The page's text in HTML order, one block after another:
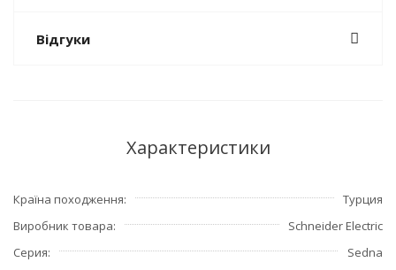
Відгуки
Характеристики
Країна походження
Турция
Виробник товара
Schneider Electric
Серия
Sedna